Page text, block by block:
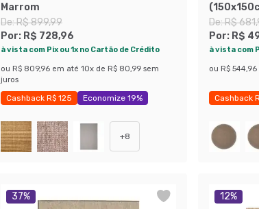
Marrom
De:R$ 899,99
Por: R$ 728,96
à vista com Pix ou 1x no Cartão de Crédito
ou R$ 809,96 em até 10x de R$ 80,99 sem
juros
Cashback R$ 125 Economize 19%
+8
De:R$
Por: R$
à vista com
ou R$ 544,96
Cashback
37% 12%